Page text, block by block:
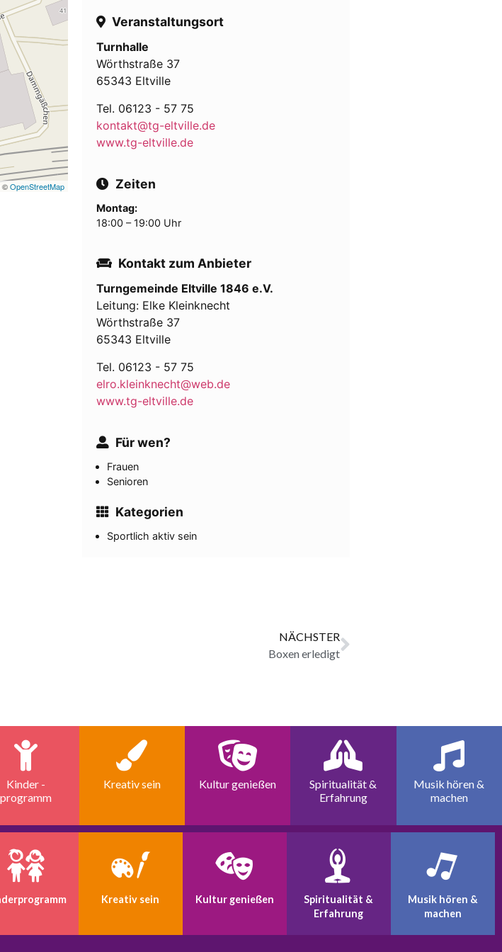
©OpenStreetMap
Veranstaltungsort
Turnhalle
Wörthstraße 37
65343 Eltville
Tel. 06123 - 57 75
kontakt@tg-eltville.de
www.tg-eltville.de
Zeiten
Montag:
18:00 – 19:00 Uhr
Kontakt zum Anbieter
Turngemeinde Eltville 1846 e.V.
Leitung: Elke Kleinknecht
Wörthstraße 37
65343 Eltville
Tel. 06123 - 57 75
elro.kleinknecht@web.de
www.tg-eltville.de
Für wen?
Frauen
Senioren
Kategorien
Sportlich aktiv sein
NÄCHSTER
Boxen erledigt
Kinder -
programm
Kreativ sein Kultur genießen
Spiritualität &
Erfahrung
Musik hören &
machen
Kreativ sein Kultur genießen
Spiritualität &
Erfahrung
Musik hören &
machen